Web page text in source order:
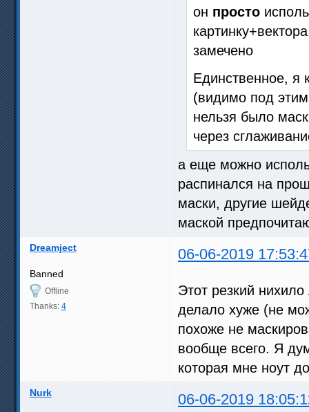
он просто
замечено
Единственное, я
(видимо под
нельзя было
через
а еще можно
распинался на
маски, другие
маской
Dreamject 06-06-2019
Banned
Offline
Thanks: 4
Этот резкий
делало хуже (не
похоже не
вообще всего. Я
которая мне ноут
Nurk 06-06-2019